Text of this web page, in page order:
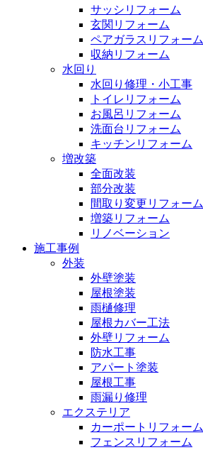
サッシリフォーム
玄関リフォーム
ペアガラスリフォーム
収納リフォーム
水回り
水回り修理・小工事
トイレリフォーム
お風呂リフォーム
洗面台リフォーム
キッチンリフォーム
増改築
全面改装
部分改装
間取り変更リフォーム
増築リフォーム
リノベーション
施工事例
外装
外壁塗装
屋根塗装
雨樋修理
屋根カバー工法
外壁リフォーム
防水工事
アパート塗装
屋根工事
雨漏り修理
エクステリア
カーポートリフォーム
フェンスリフォーム